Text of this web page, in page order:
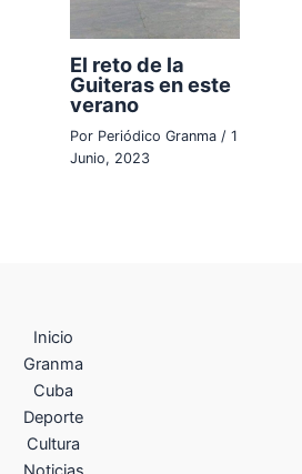
El reto de la
Guiteras en este
verano
Por Periódico Granma / 1
Junio, 2023
Inicio
Granma
Cuba
Deporte
Cultura